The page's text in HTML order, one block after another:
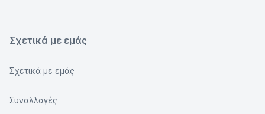
Σχετικά με εμάς
Σχετικά με εμάς
Συναλλαγές